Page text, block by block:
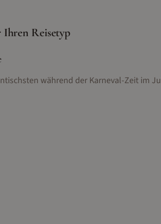
Ihren Reisetyp
während der Karneval-Zeit im